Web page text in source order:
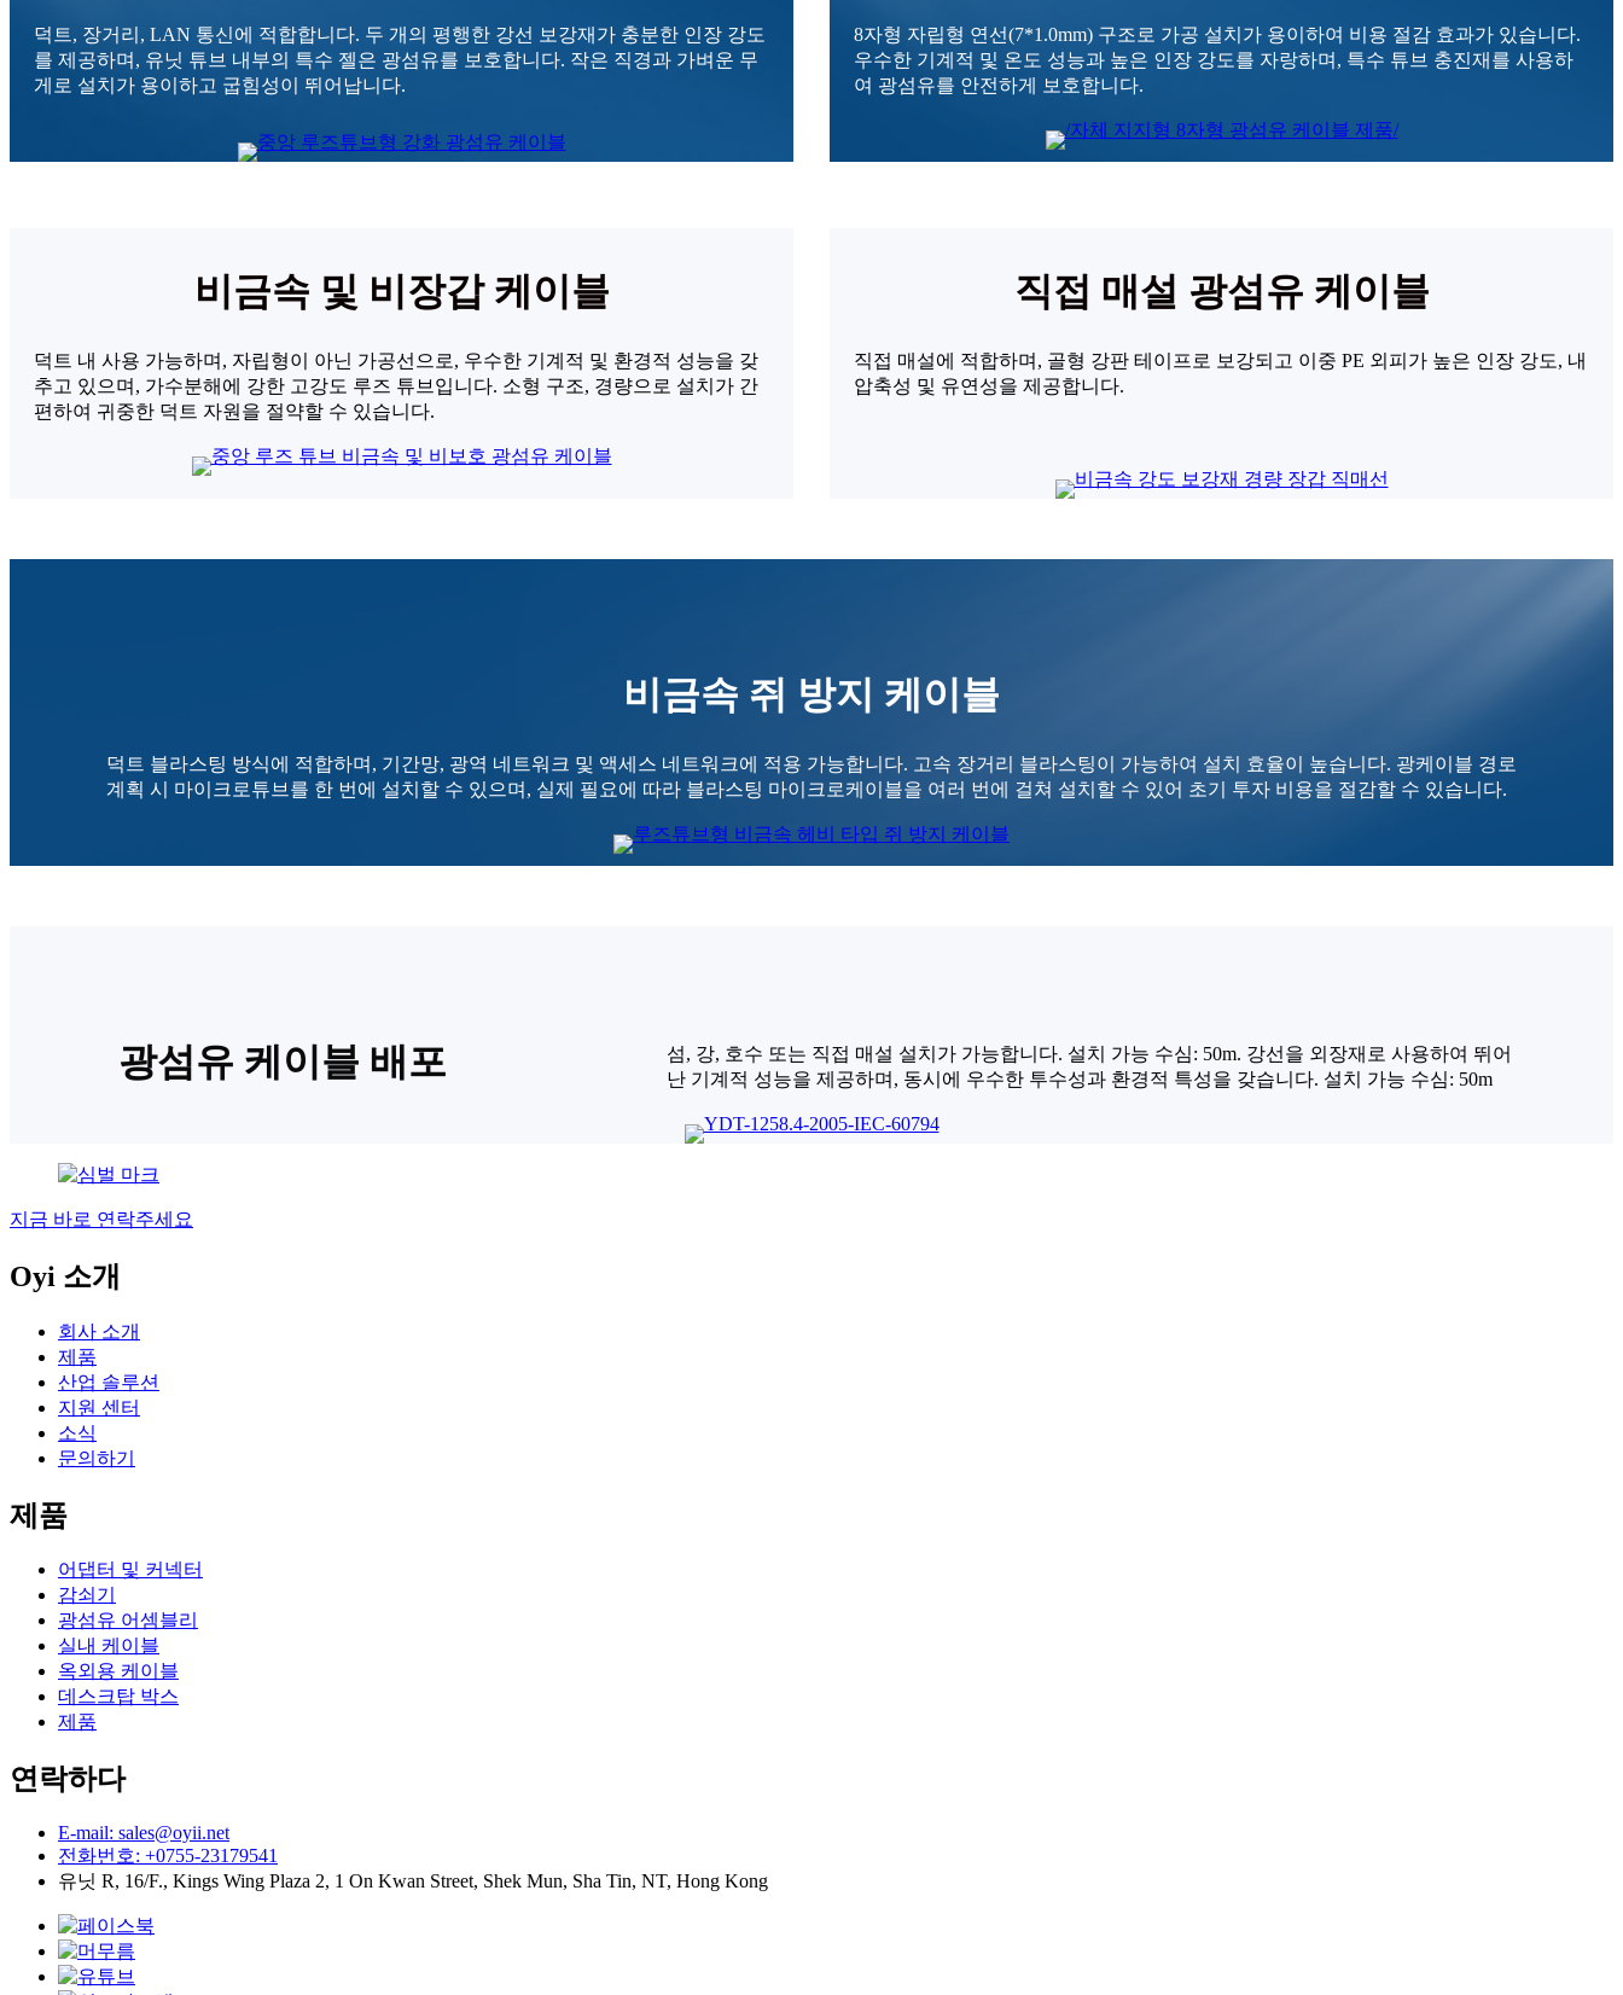
덕트, 장거리, LAN 통신에 적합합니다. 두 개의 평행한 강선 보강재가 충분한 인장 강도
를 제공하며, 유닛 튜브 내부의 특수 젤은 광섬유를 보호합니다. 작은 직경과 가벼운 무
게로 설치가 용이하고 굽힘성이 뛰어납니다.
8자형 자립형 연선(7*1.0mm) 구조로 가공 설치가 용이하여 비용 절감 효과가 있습니다.
우수한 기계적 및 온도 성능과 높은 인장 강도를 자랑하며, 특수 튜브 충진재를 사용하
여 광섬유를 안전하게 보호합니다.
비금속 및 비장갑 케이블
덕트 내 사용 가능하며, 자립형이 아닌 가공선으로, 우수한 기계적 및 환경적 성능을 갖
추고 있으며, 가수분해에 강한 고강도 루즈 튜브입니다. 소형 구조, 경량으로 설치가 간
편하여 귀중한 덕트 자원을 절약할 수 있습니다.
직접 매설 광섬유 케이블
직접 매설에 적합하며, 골형 강판 테이프로 보강되고 이중 PE 외피가 높은 인장 강도, 내
압축성 및 유연성을 제공합니다.
비금속 쥐 방지 케이블
덕트 블라스팅 방식에 적합하며, 기간망, 광역 네트워크 및 액세스 네트워크에 적용 가능합니다. 고속 장거리 블라스팅이 가능하여 설치 효율이 높습니다. 광케이블 경로
계획 시 마이크로튜브를 한 번에 설치할 수 있으며, 실제 필요에 따라 블라스팅 마이크로케이블을 여러 번에 걸쳐 설치할 수 있어 초기 투자 비용을 절감할 수 있습니다.
광섬유 케이블 배포
섬, 강, 호수 또는 직접 매설 설치가 가능합니다. 설치 가능 수심: 50m. 강선을 외장재로 사용하여 뛰어
난 기계적 성능을 제공하며, 동시에 우수한 투수성과 환경적 특성을 갖습니다. 설치 가능 수심: 50m
지금 바로 연락주세요
Oyi 소개
회사 소개
제품
산업 솔루션
지원 센터
소식
문의하기
제품
어댑터 및 커넥터
감쇠기
광섬유 어셈블리
실내 케이블
옥외용 케이블
데스크탑 박스
제품
연락하다
E-mail: sales@oyii.net
전화번호: +0755-23179541
유닛 R, 16/F., Kings Wing Plaza 2, 1 On Kwan Street, Shek Mun, Sha Tin, NT, Hong Kong